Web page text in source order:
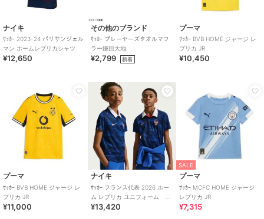
ナイキ
ｻｯｶｰ 2023-24 パリサンジェル
マン ホームレプリカシャツ
¥12,650
その他のブランド
ｻｯｶｰ プレーヤーズタオルマフ
ラー鎌田大地
¥2,799 新着
プーマ
ｻｯｶｰ BVB HOME ジャージ レ
プリカ JR
¥10,450
プーマ
ｻｯｶｰ BVB HOME ジャージ レ
プリカ JR
¥11,000
ナイキ
ｻｯｶｰ フランス代表 2026 ホー
ム レプリカ ユニフォーム ジ
ュニア
¥13,420
SALE
プーマ
ｻｯｶｰ MCFC HOME ジャージ
レプリカ JR
¥7,315